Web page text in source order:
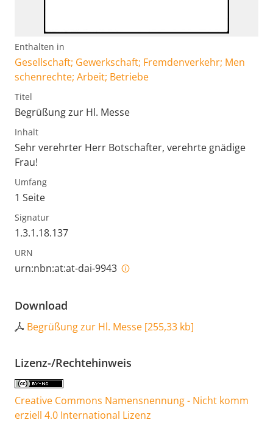
Enthalten in
Gesellschaft; Gewerkschaft; Fremdenverkehr; Men
schenrechte; Arbeit; Betriebe
Titel
Begrüßung zur Hl. Messe
Inhalt
Sehr verehrter Herr Botschafter, verehrte gnädige
Frau!
Umfang
1 Seite
Signatur
1.3.1.18.137
URN
urn:nbn:at:at-dai-9943
Download
Begrüßung zur Hl. Messe [255,33 kb]
Lizenz-/Rechtehinweis
Creative Commons Namensnennung - Nicht komm
erziell 4.0 International Lizenz